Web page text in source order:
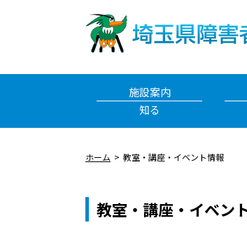
施設案内
知る
ホーム 教室・講座・イベント情報
教室・講座・イベン